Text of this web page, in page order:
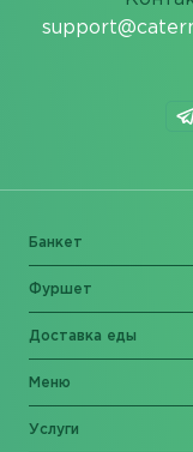
Банкет
Фуршет
Доставка еды
Меню
Услуги